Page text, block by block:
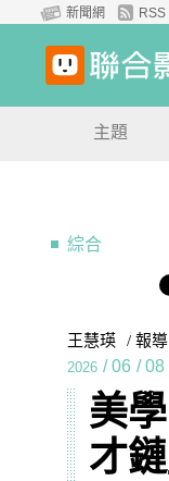
新聞網 RSS
主題
綜合
王慧瑛 / 報導
2026 / 06 / 08
美
才鏈